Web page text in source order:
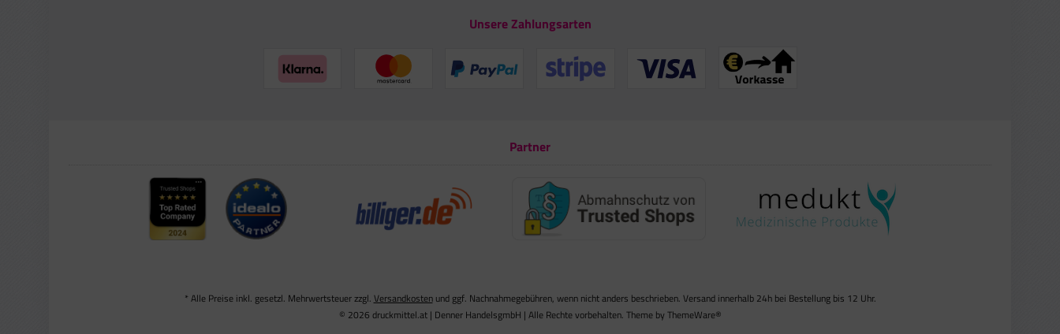
Unsere Zahlungsarten
Partner
* Alle Preise inkl. gesetzl. Mehrwertsteuer zzgl. Versandkostenund ggf. Nachnahmegebühren, wenn nicht anders beschrieben. Versand innerhalb 24h bei Bestellung bis 12 Uhr.
© 2026 druckmittel.at | Denner HandelsgmbH | Alle Rechte vorbehalten. Theme byThemeWare®